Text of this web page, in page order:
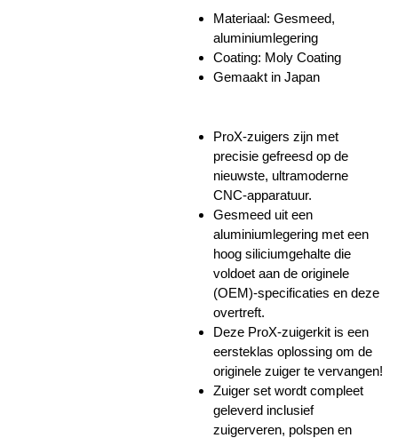
Materiaal: Gesmeed,
aluminiumlegering
Coating: Moly Coating
Gemaakt in Japan
ProX-zuigers zijn met
precisie gefreesd op de
nieuwste, ultramoderne
CNC-apparatuur.
Gesmeed uit een
aluminiumlegering met een
hoog siliciumgehalte die
voldoet aan de originele
(OEM)-specificaties en deze
overtreft.
Deze ProX-zuigerkit is een
eersteklas oplossing om de
originele zuiger te vervangen!
Zuiger set wordt compleet
geleverd inclusief
zuigerveren, polspen en